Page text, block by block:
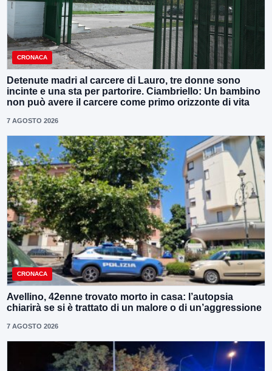
CRONACA
Detenute madri al carcere di Lauro, tre donne sono
incinte e una sta per partorire. Ciambriello: Un bambino
non può avere il carcere come primo orizzonte di vita
7 AGOSTO 2026
CRONACA
Avellino, 42enne trovato morto in casa: l’autopsia
chiarirà se si è trattato di un malore o di un’aggressione
7 AGOSTO 2026